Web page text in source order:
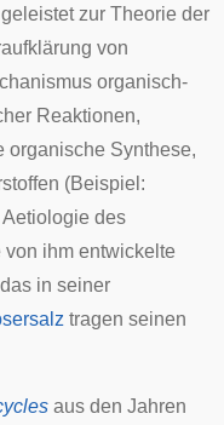
zur Theorie der
von
organisch-
Reaktionen,
organische Synthese,
(Beispiel:
des
von ihm entwickelte
in seiner
tragen seinen
aus den Jahren